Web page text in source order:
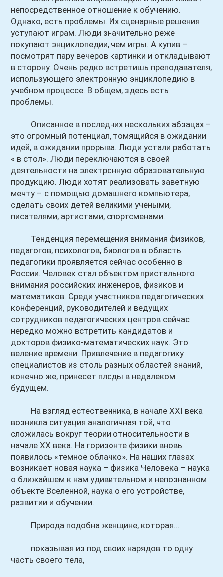
непосредственное отношение к обучению.
Однако, есть проблемы. Их сценарные решения
уступают играм. Люди значительно реже
покупают энциклопедии, чем игры. А купив –
посмотрят пару вечеров картинки и откладывают
в сторону. Очень редко встретишь преподавателя,
использующего электронную энциклопедию в
учебном процессе. В общем, здесь есть
проблемы.
Описанное в последних нескольких абзацах –
это огромный потенциал, томящийся в ожидании
идей, в ожидании прорыва. Люди устали работать
« в стол». Люди переключаются в своей
деятельности на электронную образовательную
продукцию. Люди хотят реализовать заветную
мечту – с помощью домашнего компьютера,
сделать своих детей великими учеными,
писателями, артистами, спортсменами.
Тенденция перемещения внимания физиков,
педагогов, психологов, биологов в область
педагогики проявляется сейчас особенно в
России. Человек стал объектом пристального
внимания российских инженеров, физиков и
математиков. Среди участников педагогических
конференций, руководителей и ведущих
сотрудников педагогических центров сейчас
нередко можно встретить кандидатов и
докторов физико-математических наук. Это
веление времени. Привлечение в педагогику
специалистов из столь разных областей знаний,
конечно же, принесет плоды в недалеком
будущем.
На взгляд естественника, в начале XXI века
возникла ситуация аналогичная той, что
сложилась вокруг теории относительности в
начале XX века. На горизонте физики вновь
появилось «темное облачко». На наших глазах
возникает новая наука – физика Человека – наука
о ближайшем к нам удивительном и непознанном
объекте Вселенной, наука о его устройстве,
развитии и обучении.
Природа подобна женщине, которая...
показывая из под своих нарядов то одну
часть своего тела,